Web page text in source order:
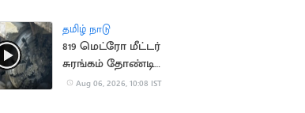
தமிழ் நாடு
819 மெட்ரோ மீட்டர்
சுரங்கம் தோண்டி
நீலகிரி இயந்திரம்
Aug 06, 2026, 10:08 IST